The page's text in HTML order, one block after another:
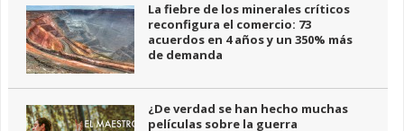
La fiebre de los minerales críticos
reconfigura el comercio: 73
acuerdos en 4 años y un 350% más
de demanda
¿De verdad se han hecho muchas
películas sobre la guerra